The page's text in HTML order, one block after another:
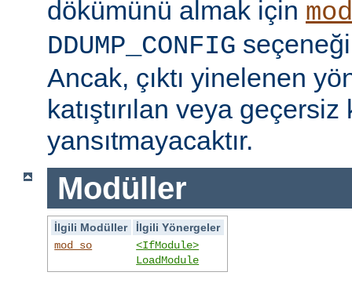
dökümünü almak için
DDUMP_CONFIG
Ancak, çıktı yinelenen
katıştırılan veya geçersiz
yansıtmayacaktır.
Modüller
İlgili Modüller
İlgili Yönergeler
mod_so
<IfModule>
LoadModule